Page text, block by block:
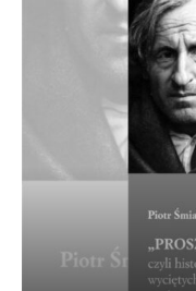
dźwiękowych